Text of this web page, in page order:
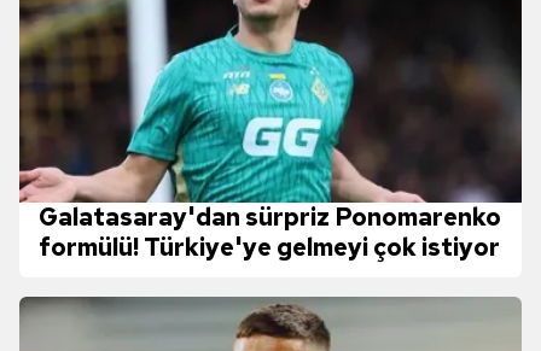
Galatasaray'dan sürpriz Ponomarenko
formülü! Türkiye'ye gelmeyi çok istiyor